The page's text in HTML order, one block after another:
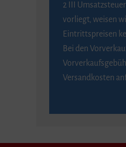
2 III
vorliegt, weisen
Eintrittspreisen
Bei den
Versandkosten